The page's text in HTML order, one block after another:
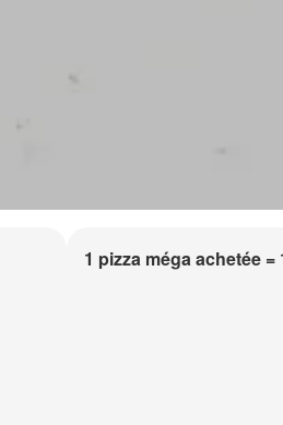
1 pizza méga achetée =